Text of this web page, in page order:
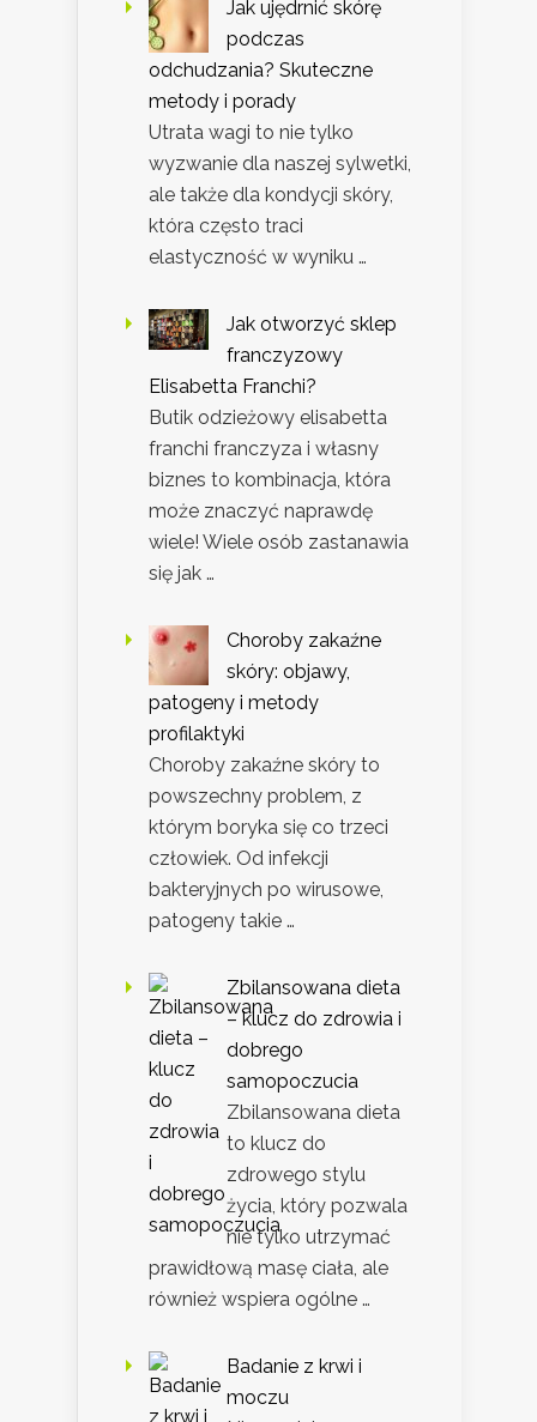
Jak ujędrnić skórę
podczas
odchudzania? Skuteczne
metody i porady
Utrata wagi to nie tylko
wyzwanie dla naszej sylwetki,
ale także dla kondycji skóry,
która często traci
elastyczność w wyniku …
Jak otworzyć sklep
franczyzowy
Elisabetta Franchi?
Butik odzieżowy elisabetta
franchi franczyza i własny
biznes to kombinacja, która
może znaczyć naprawdę
wiele! Wiele osób zastanawia
się jak …
Choroby zakaźne
skóry: objawy,
patogeny i metody
profilaktyki
Choroby zakaźne skóry to
powszechny problem, z
którym boryka się co trzeci
człowiek. Od infekcji
bakteryjnych po wirusowe,
patogeny takie …
Zbilansowana dieta
– klucz do zdrowia i
dobrego
samopoczucia
Zbilansowana dieta
to klucz do
zdrowego stylu
życia, który pozwala
nie tylko utrzymać
prawidłową masę ciała, ale
również wspiera ogólne …
Badanie z krwi i
moczu